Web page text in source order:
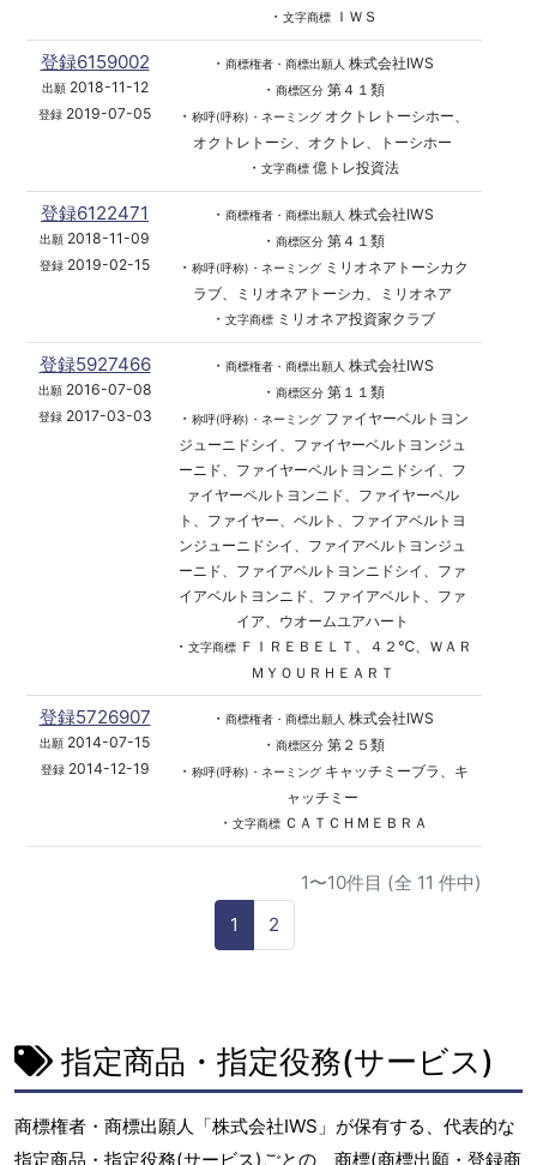
・ 文字商標ＩＷＳ
登録6159002
出願2018-11-12
登録 2019-07-05
・ 商標権者・商標出願人 株式会社IWS
・ 商標区分第４１類
・ 称呼(呼称)・ネーミングオクトレトーシホー、
オクトレトーシ、オクトレ、トーシホー
・ 文字商標億トレ投資法
登録6122471
出願 2018-11-09
登録 2019-02-15
・ 商標権者・商標出願人 株式会社IWS
・ 商標区分第４１類
・ 称呼(呼称)・ネーミングミリオネアトーシカク
ラブ、ミリオネアトーシカ、ミリオネア
・ 文字商標ミリオネア投資家クラブ
登録5927466
出願2016-07-08
登録2017-03-03
・ 商標権者・商標出願人 株式会社IWS
・ 商標区分第１１類
・ 称呼(呼称)・ネーミングファイヤーベルトヨン
ジューニドシイ、ファイヤーベルトヨンジュ
ーニド、ファイヤーベルトヨンニドシイ、フ
ァイヤーベルトヨンニド、ファイヤーベル
ト、ファイヤー、ベルト、ファイアベルトヨ
ンジューニドシイ、ファイアベルトヨンジュ
ーニド、ファイアベルトヨンニドシイ、ファ
イアベルトヨンニド、ファイアベルト、ファ
イア、ウオームユアハート
・ 文字商標ＦＩＲＥＢＥＬＴ、４２℃、ＷＡＲ
ＭＹＯＵＲＨＥＡＲＴ
登録5726907
出願 2014-07-15
登録2014-12-19
・ 商標権者・商標出願人 株式会社IWS
・ 商標区分第２５類
・ 称呼(呼称)・ネーミングキャッチミーブラ、キ
ャッチミー
・ 文字商標ＣＡＴＣＨＭＥＢＲＡ
1〜10件目 (全 11 件中)
1
2
指定商品・指定役務(サービス)
商標権者・商標出願人「株式会社IWS」が保有する、代表的な
指定商品・指定役務(サービス)ごとの、商標(商標出願・登録商